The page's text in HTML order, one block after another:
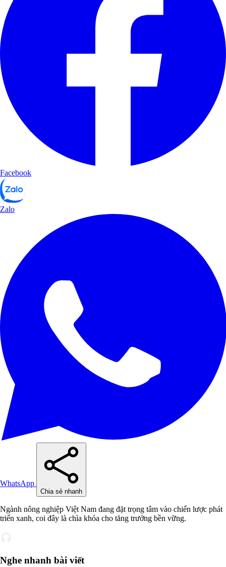
Facebook
Zalo
WhatsApp
Chia sẻ nhanh
Ngành nông nghiệp Việt Nam đang đặt trọng tâm vào chiến lược phát
triển xanh, coi đây là chìa khóa cho tăng trưởng bền vững.
Nghe nhanh bài viết